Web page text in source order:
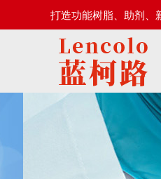
打造功能树脂、助剂、